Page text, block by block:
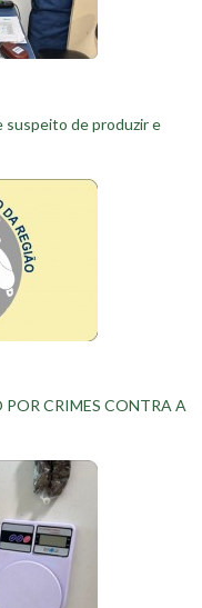
suspeito de produzir e
CRIMES CONTRA A